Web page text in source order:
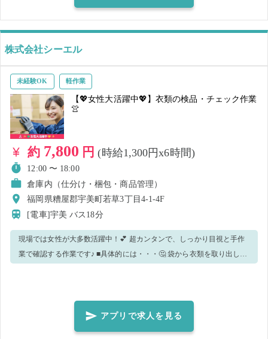
前登録が必要になります。 ※過去ご登録されている方は対応していた
だく必要はございません。 ✅お給料の振込は全てジョブコレ西日本に
て行います。 シェアフル上での即払いはご利用出来ませんのでご了承
下さい。 なお、ジョブコレ西日本でのお給料は最短で作業終了日の、
翌日（銀行営業日）に全額振込でのお支払いとなります。申請方法等
の詳細はスタッフ登録時に登録説開会の動画にてご確認ください。 ※
ジョブコレでは18歳未満の方、または高校生の方へのお仕事紹介は行
っておりません。 ✅「注意事項」「業務に関する書類」をご確認の上
ご応募ください。
株式会社シーエル
未経験OK 軽作業
【💖女性大活躍中💖】衣類の検品・チェック作業
👚
約 7,800 円(時給1,300円x6時間)
12:00 〜 18:00
倉庫内（仕分け・梱包・商品管理）
福岡県糟屋郡宇美町若草3丁目4-1-4F
[電車]宇美バス18分
現場では女性が大多数活躍中！💕 超カンタンで、しっかり目視と手作
業で確認する作業です♪ ■具体的には・・・🤔 袋から衣類を取り出し、
し✨ 難しい作業も一切ないので、初めての方でも安心ですよ♪ ご不明点
等ございましたら、お近くスタッフまでお尋ねくださいね😋 ※手が空
いたら、他業務をお願いする場合がございます。予めご了承の上、ご
アプリで求人を見る